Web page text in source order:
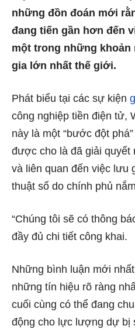
những đồn đoán mới
đang tiến gần hơn đến
một trong những
gia lớn nhất thế giới.
Phát biểu tại các sự kiện
công nghiệp tiền điện tử,
này là một “bước đột
được cho là đã giải quyết
và liên quan đến việc lưu
thuật số do chính phủ
“Chúng tôi sẽ có thông
đầy đủ chi tiết công khai.
Những bình luận mới
những tín hiệu rõ ràng
cuối cùng có thể đang
động cho lực lượng dự bị